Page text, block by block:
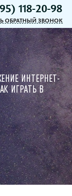
118-20-98
ОБРАТНЫЙ ЗВОНОК
ИНТЕРНЕТ-
ИГРАТЬ В